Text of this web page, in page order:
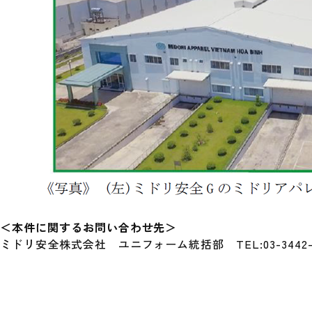
＜本件に関するお問い合わせ先＞
ミドリ安全株式会社 ユニフォーム統括部 TEL:03-